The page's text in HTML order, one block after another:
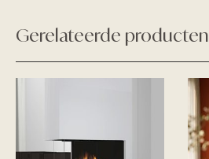
Gerelateerde producten